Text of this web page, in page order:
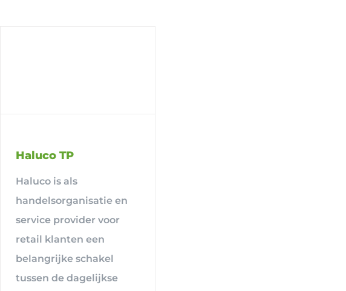
Haluco TP
Haluco is als
handelsorganisatie en
service provider voor
retail klanten een
belangrijke schakel
tussen de dagelijkse